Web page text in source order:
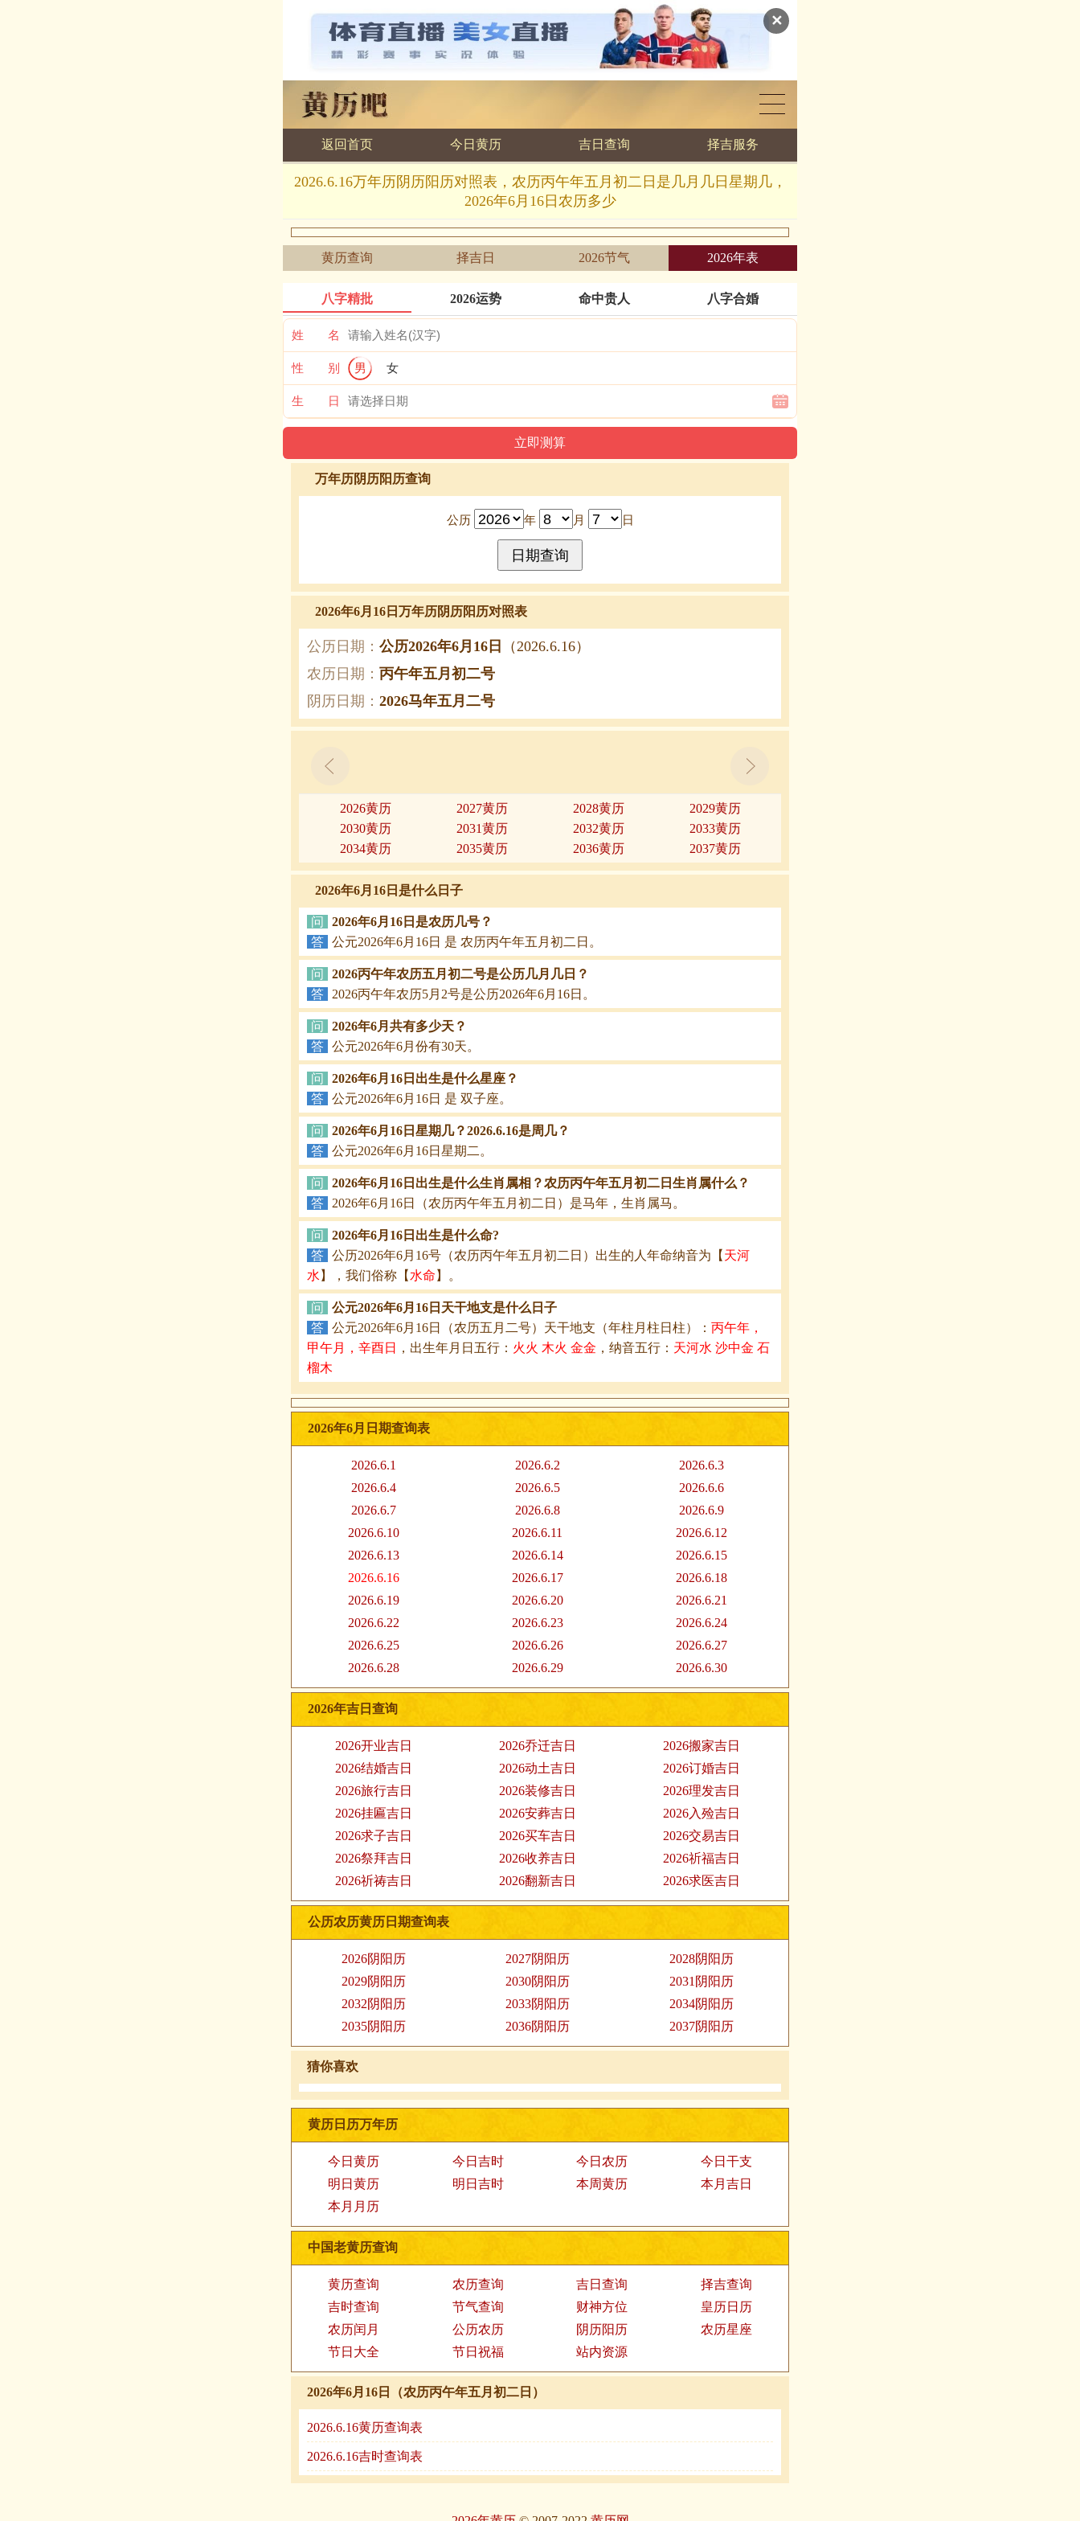
✕
黄历查询
返回首页 今日黄历 吉日查询 择吉服务
2026.6.16万年历阴历阳历对照表，农历丙午年五月初二日是几月几日星期几，
2026年6月16日农历多少
黄历查询 择吉日 2026节气 2026年表
八字精批 2026运势 命中贵人 八字合婚
姓 名
性 别 男 女
生 日
万年历阴历阳历查询
公历 年 月 日
2026年6月16日万年历阴历阳历对照表
公历日期： 公历2026年6月16日
（2026.6.16）
农历日期： 丙午年五月初二号
阴历日期： 2026马年五月二号
2026黄历 2027黄历 2028黄历
2029黄历
2030黄历
2031黄历 2032黄历
2033黄历
2034黄历
2035黄历 2036黄历 2037黄历
2026年6月16日是什么日子
问
2026年6月16日是农历几号？
答 公元2026年6月16日 是 农历丙午年五月初二日。
问
2026丙午年农历五月初二号是公历几月几日？
答
2026丙午年农历5月2号是公历2026年6月16日。
问
2026年6月共有多少天？
答 公元2026年6月份有30天。
问
2026年6月16日出生是什么星座？
答 公元2026年6月16日 是 双子座。
问
2026年6月16日星期几？2026.6.16是周几？
答 公元2026年6月16日星期二。
问
2026年6月16日出生是什么生肖属相？农历丙午年五月初二日生肖属什么？
答
2026年6月16日（农历丙午年五月初二日）是马年，生肖属马。
问
2026年6月16日出生是什么命?
答 公历2026年6月16号（农历丙午年五月初二日）出生的人年命纳音为【 天河
水 】，我们俗称【 水命 】。
问
公元2026年6月16日天干地支是什么日子
答 公元2026年6月16日（农历五月二号）天干地支（年柱月柱日柱）： 丙午年，
甲午月，辛酉日
，出生年月日五行： 火火 木火 金金 ，纳音五行： 天河水 沙中金 石
榴木
2026年6月日期查询表
2026.6.1 2026.6.2
2026.6.3
2026.6.4
2026.6.5
2026.6.6
2026.6.7
2026.6.8
2026.6.9
2026.6.10
2026.6.11
2026.6.12
2026.6.13
2026.6.14
2026.6.15
2026.6.16
2026.6.17
2026.6.18
2026.6.19
2026.6.20
2026.6.21
2026.6.22
2026.6.23
2026.6.24
2026.6.25
2026.6.26
2026.6.27
2026.6.28
2026.6.29 2026.6.30
2026年吉日查询
2026开业吉日 2026乔迁吉日
2026搬家吉日
2026结婚吉日
2026动土吉日
2026订婚吉日
2026旅行吉日
2026装修吉日
2026理发吉日
2026挂匾吉日
2026安葬吉日
2026入殓吉日
2026求子吉日
2026买车吉日
2026交易吉日
2026祭拜吉日
2026收养吉日
2026祈福吉日
2026祈祷吉日
2026翻新吉日 2026求医吉日
公历农历黄历日期查询表
2026阴阳历 2027阴阳历
2028阴阳历
2029阴阳历
2030阴阳历
2031阴阳历
2032阴阳历
2033阴阳历
2034阴阳历
2035阴阳历
2036阴阳历 2037阴阳历
猜你喜欢
黄历日历万年历
今日黄历 今日吉时 今日农历
今日干支
明日黄历
明日吉时 本周黄历
本月吉日
本月月历
中国老黄历查询
黄历查询 农历查询 吉日查询
择吉查询
吉时查询
节气查询 财神方位
皇历日历
农历闰月
公历农历 阴历阳历
农历星座
节日大全
节日祝福 站内资源
2026年6月16日（农历丙午年五月初二日）
2026.6.16黄历查询表
2026.6.16吉时查询表